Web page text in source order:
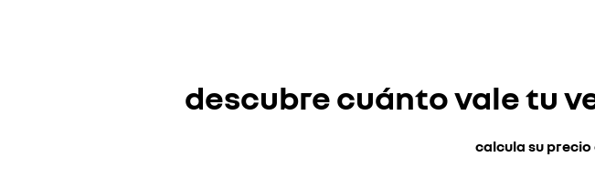
descubre cuánto vale tu
calcula su